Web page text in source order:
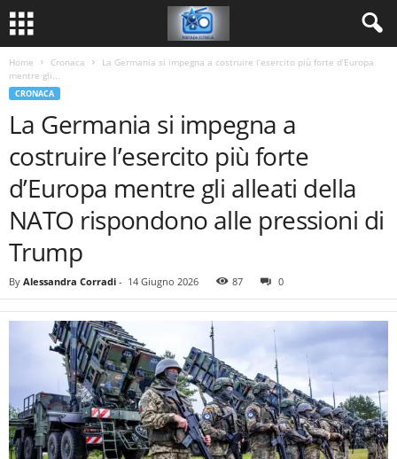
Home Cronaca
La Germania si impegna a costruire l’esercito più forte d’Europa
mentre gli...
CRONACA
La Germania si impegna a
costruire l’esercito più forte
d’Europa mentre gli alleati della
NATO rispondono alle pressioni di
Trump
By Alessandra Corradi - 14 Giugno 2026 87 0